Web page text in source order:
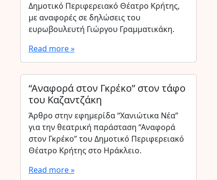
Δημοτικό Περιφερειακό Θέατρο Κρήτης,
με αναφορές σε δηλώσεις του
ευρωβουλευτή Γιώργου Γραμματικάκη.
Read more »
“Αναφορά στον Γκρέκο” στον τάφο
του Καζαντζάκη
Άρθρο στην εφημερίδα “Χανιώτικα Νέα”
για την θεατρική παράσταση “Αναφορά
στον Γκρέκο” του Δημοτικό Περιφερειακό
Θέατρο Κρήτης στο Ηράκλειο.
Read more »